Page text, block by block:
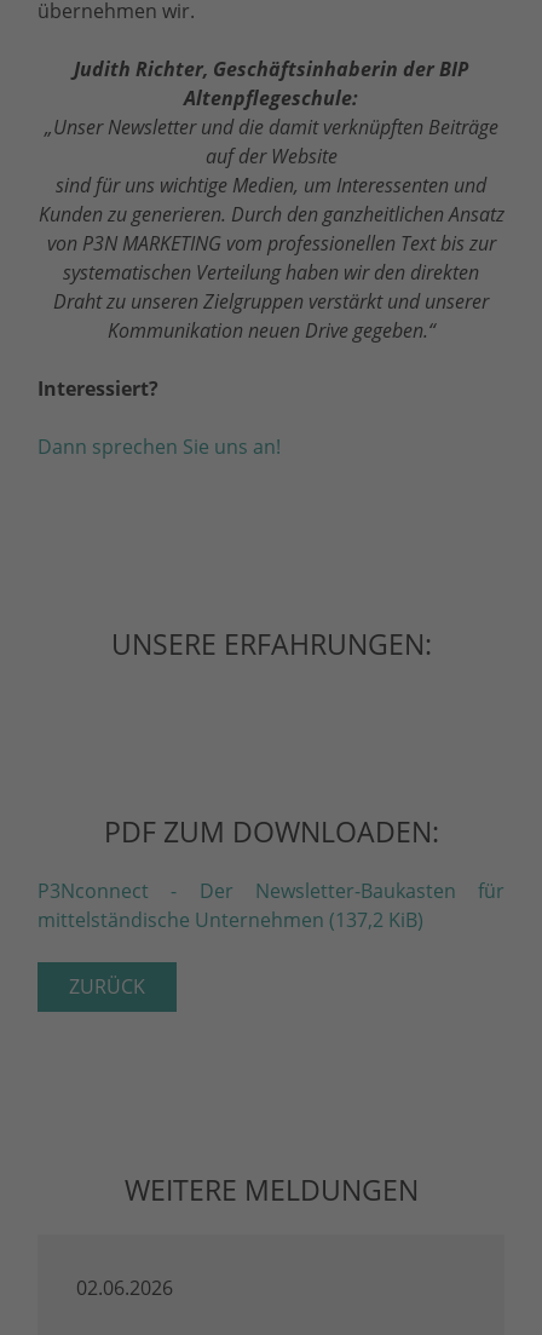
übernehmen wir.
Judith Richter, Geschäftsinhaberin der BIP
Altenpflegeschule:
„Unser Newsletter und die damit verknüpften Beiträge
auf der Website
sind für uns wichtige Medien, um Interessenten und
Kunden zu generieren. Durch den ganzheitlichen Ansatz
von P3N MARKETING vom professionellen Text bis zur
systematischen Verteilung haben wir den direkten
Draht zu unseren Zielgruppen verstärkt und unserer
Kommunikation neuen Drive gegeben.“
Interessiert?
Dann sprechen Sie uns an!
UNSERE ERFAHRUNGEN:
PDF ZUM DOWNLOADEN:
P3Nconnect - Der Newsletter-Baukasten für
mittelständische Unternehmen(137,2 KiB)
ZURÜCK
WEITERE MELDUNGEN
02.06.2026